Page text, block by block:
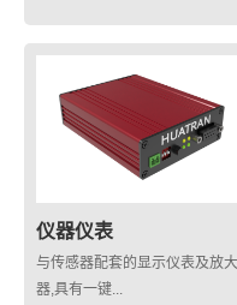
仪器仪表
与传感器配套的显示仪表及放大
器,具有一键...